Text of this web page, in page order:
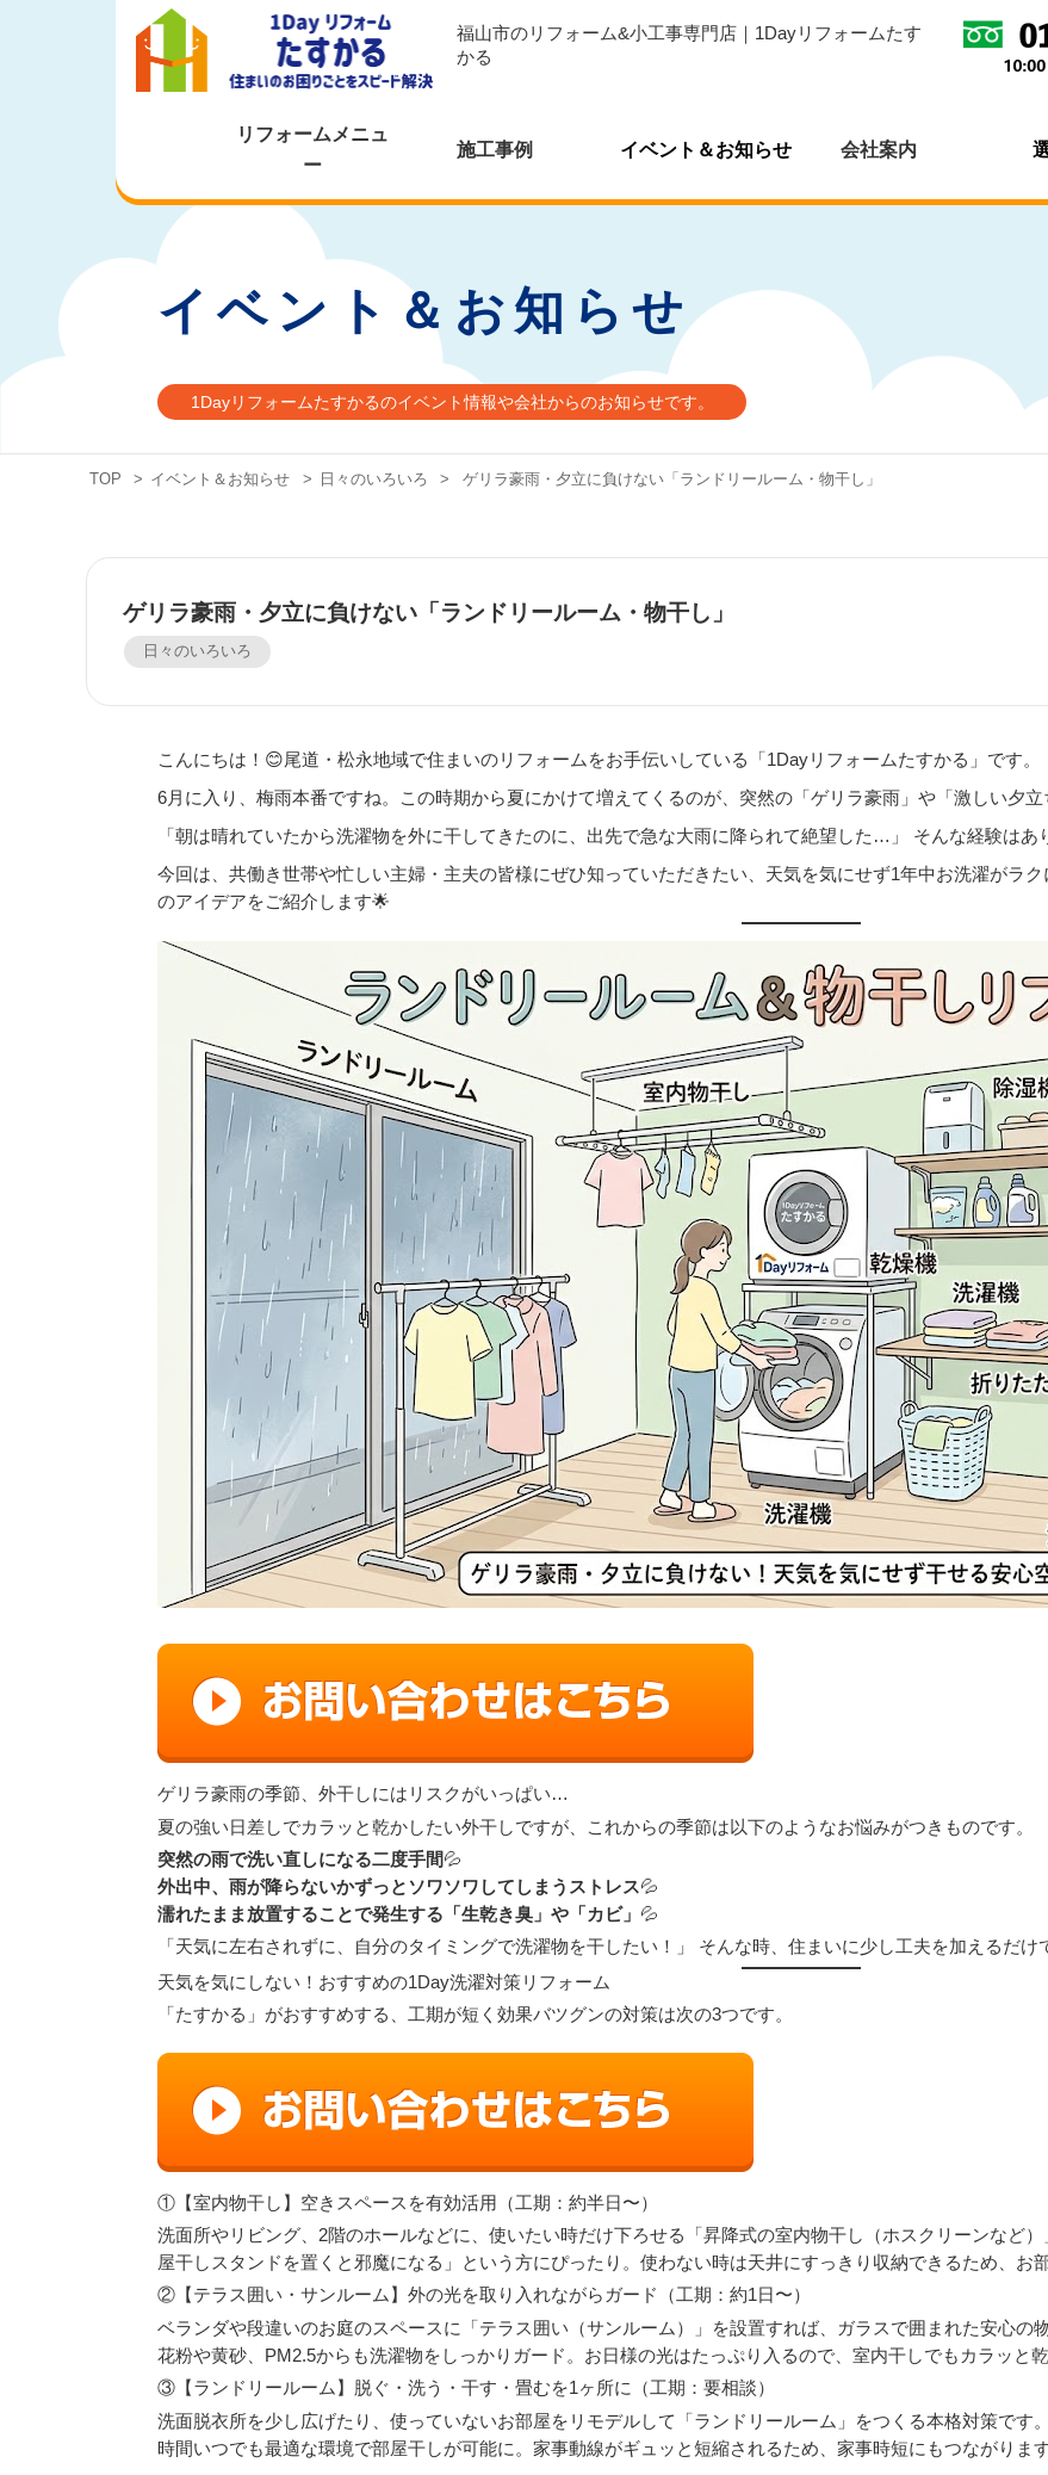
福山市のリフォーム&小工事専門店｜1Dayリフォームたす
かる
リフォームメニュ
ー
施工事例 イベント＆お知らせ 会社案内
イベント＆お知らせ
1Dayリフォームたすかるのイベント情報や会社からのお知らせです。
TOP > イベント＆お知らせ > 日々のいろいろ > ゲリラ豪雨・夕立に負けない「ランドリールーム・物干し」
ゲリラ豪雨・夕立に負けない「ランドリールーム・物干し」
日々のいろいろ
こんにちは！😊尾道・松永地域で住まいのリフォームをお手伝いしている「1Dayリフォームたすかる」です。
6月に入り、梅雨本番ですね。この時期から夏にかけて増えてくるのが、突然の「ゲリラ豪雨」や「激しい夕立
「朝は晴れていたから洗濯物を外に干してきたのに、出先で急な大雨に降られて絶望した…」 そんな経験はあ
今回は、共働き世帯や忙しい主婦・主夫の皆様にぜひ知っていただきたい、天気を気にせず1年中お洗濯がラ
のアイデアをご紹介します🌟
ゲリラ豪雨の季節、外干しにはリスクがいっぱい…
夏の強い日差しでカラッと乾かしたい外干しですが、これからの季節は以下のようなお悩みがつきものです。
突然の雨で洗い直しになる二度手間💦
外出中、雨が降らないかずっとソワソワしてしまうストレス💦
濡れたまま放置することで発生する「生乾き臭」や「カビ」 💦
「天気に左右されずに、自分のタイミングで洗濯物を干したい！」 そんな時、住まいに少し工夫を加えるだ
天気を気にしない！おすすめの1Day洗濯対策リフォーム
「たすかる」がおすすめする、工期が短く効果バツグンの対策は次の3つです。
①【室内物干し】空きスペースを有効活用（工期：約半日〜）
洗面所やリビング、2階のホールなどに、使いたい時だけ下ろせる「昇降式の室内物干し（ホスクリーンなど
屋干しスタンドを置くと邪魔になる」という方にぴったり。使わない時は天井にすっきり収納できるため、お
②【テラス囲い・サンルーム】外の光を取り入れながらガード（工期：約1日〜）
ベランダや段違いのお庭のスペースに「テラス囲い（サンルーム）」を設置すれば、ガラスで囲まれた安心の
花粉や黄砂、PM2.5からも洗濯物をしっかりガード。お日様の光はたっぷり入るので、室内干しでもカラッと乾
③【ランドリールーム】脱ぐ・洗う・干す・畳むを1ヶ所に（工期：要相談）
洗面脱衣所を少し広げたり、使っていないお部屋をリモデルして「ランドリールーム」をつくる本格対策です
時間いつでも最適な環境で部屋干しが可能に。家事動線がギュッと短縮されるため、家事時短にもつながります